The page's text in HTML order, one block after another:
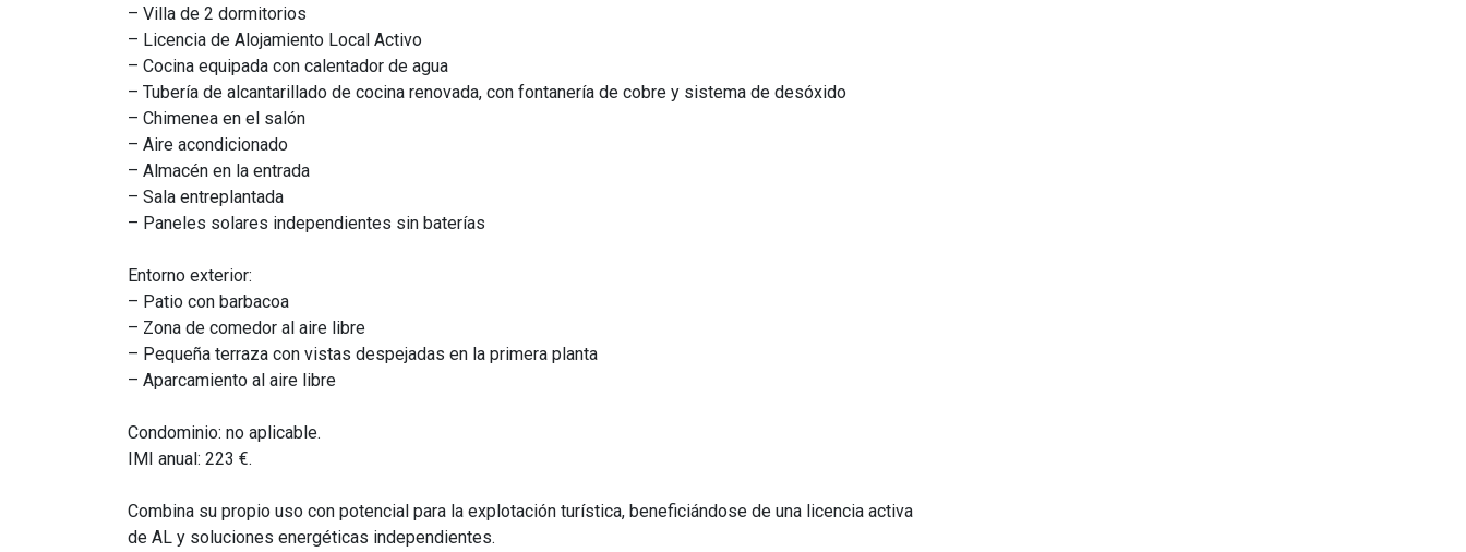
– Villa de 2 dormitorios
– Licencia de Alojamiento Local Activo
– Cocina equipada con calentador de agua
– Tubería de alcantarillado de cocina renovada, con fontanería de cobre y sistema de desóxido
– Chimenea en el salón
– Aire acondicionado
– Almacén en la entrada
– Sala entreplantada
– Paneles solares independientes sin baterías
Entorno exterior:
– Patio con barbacoa
– Zona de comedor al aire libre
– Pequeña terraza con vistas despejadas en la primera planta
– Aparcamiento al aire libre
Condominio: no aplicable.
IMI anual: 223 €.
Combina su propio uso con potencial para la explotación turística, beneficiándose de una licencia activa
de AL y soluciones energéticas independientes.